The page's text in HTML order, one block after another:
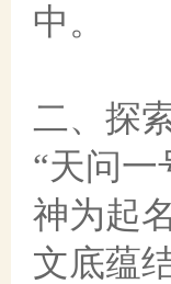
中。
二、探
“天问一
神为起
文底蕴